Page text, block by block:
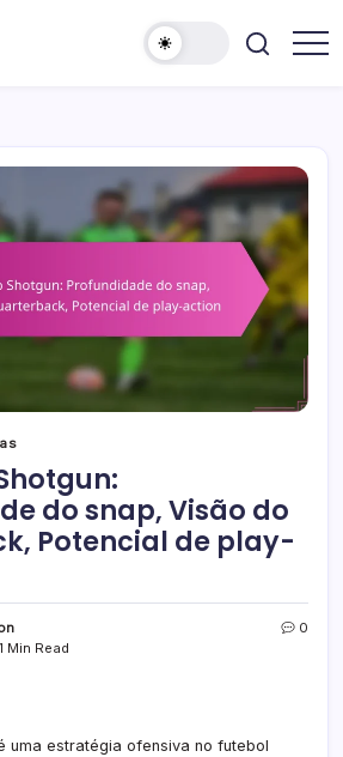
do snap, Visão do
Potencial de play-
Min Read
0
uma estratégia ofensiva no futebol